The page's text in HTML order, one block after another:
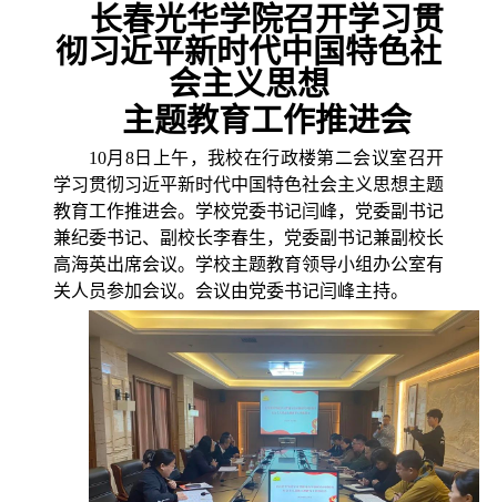
长春光华学院召开学习贯
彻习近平新时代中国特色社
会主义思想
主题教育工作推进会
10月8日上午，我校在行政楼第二会议室召开
学习贯彻习近平新时代中国特色社会主义思想主题
教育工作推进会。学校党委书记闫峰，党委副书记
兼纪委书记、副校长李春生，党委副书记兼副校长
高海英出席会议。学校主题教育领导小组办公室有
关人员参加会议。会议由党委书记闫峰主持。